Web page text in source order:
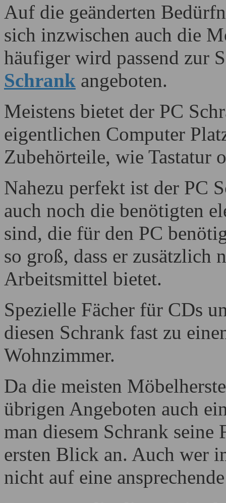
Auf die geänderten
sich inzwischen auch die
häufiger wird passend zur
Schrank angeboten.
Meistens bietet der PC
eigentlichen Computer
Zubehörteile, wie Tastatur
Nahezu perfekt ist der PC
auch noch die benötigten
sind, die für den PC
so groß, dass er zusätzlich
Arbeitsmittel bietet.
Spezielle Fächer für CDs
diesen Schrank fast zu
Wohnzimmer.
Da die meisten
übrigen Angeboten auch
man diesem Schrank
ersten Blick an. Auch wer
nicht auf eine